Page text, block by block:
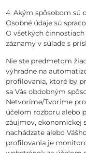
4. Akým spôsobom sú
Osobné údaje sú
O všetkých
záznamy v súlade s
Nie ste predmetom
výhradne na
profilovania, ktoré by
sa Vás obdobným
Netvoríme/Tvoríme
účelom rozboru alebo
záujmov, ekonomickej
nachádzate alebo
profilovania je